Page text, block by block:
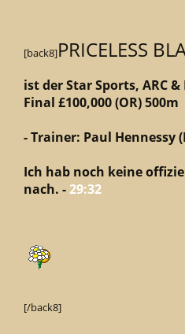
[back8]PRICELESS
ist der Star Sports, ARC
Final £100,000 (OR) 500m
- Trainer: Paul Hennessy
Ich hab noch keine
nach. -29:32
[/back8]